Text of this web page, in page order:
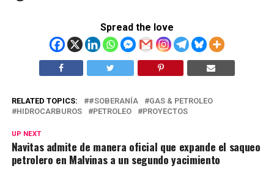
Spread the love
RELATED TOPICS: #SOBERANÍA
GAS & PETROLEO
HIDROCARBUROS
PETROLEO PROYECTOS
UP NEXT
Navitas admite de manera oficial que expande el saqueo
petrolero en Malvinas a un segundo yacimiento